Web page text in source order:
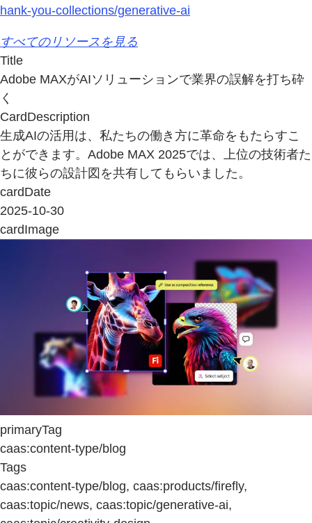
hank-you-collections/generative-ai
すべてのリソースを見る
Title
Adobe MAXがAIソリューションで業界の誤解を打ち砕
く
CardDescription
生成AIの活用は、私たちの働き方に革命をもたらすこ
とができます。Adobe MAX 2025では、上位の技術者た
ちに彼らの設計図を共有してもらいました。
cardDate
2025-10-30
cardImage
primaryTag
caas:content-type/blog
Tags
caas:content-type/blog, caas:products/firefly,
caas:topic/news, caas:topic/generative-ai,